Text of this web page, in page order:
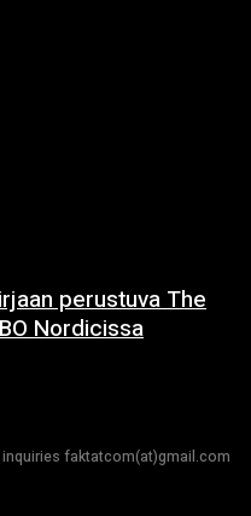
perustuva The
Nordicissa
faktatcom(at)gmail.com